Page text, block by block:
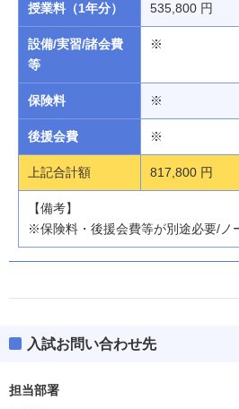
授業料（1年分） 535,800 円
設備/実習/諸会費
等
※
保険料 ※
後援会費 ※
上記合計額 817,800 円
【備考】
※保険料・後援会費等が別途必要/ノ
入試お問い合わせ先
担当部署